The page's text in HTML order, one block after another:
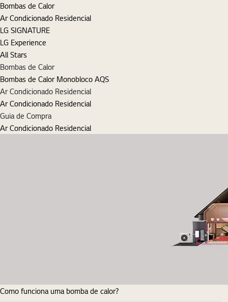
Bombas de Calor
Ar Condicionado Residencial
LG SIGNATURE
LG Experience
All Stars
Bombas de Calor
Bombas de Calor Monobloco AQS
Ar Condicionado Residencial
Ar Condicionado Residencial
Guia de Compra
Ar Condicionado Residencial
Como funciona uma bomba de calor?